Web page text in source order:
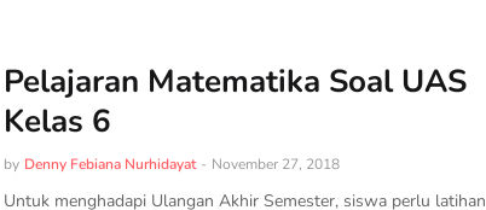
Pelajaran Matematika Soal UAS
Kelas 6
by Denny Febiana Nurhidayat - November 27, 2018
Untuk menghadapi Ulangan Akhir Semester, siswa perlu latihan